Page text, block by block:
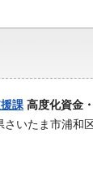
課 高度化資金
いたま市浦和